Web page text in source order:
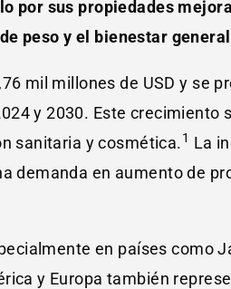
por sus propiedades
peso y el bienestar
mil millones de USD y se
y 2030. Este
sanitaria y cosmética.1 La
demanda en aumento de
en países como
y Europa también